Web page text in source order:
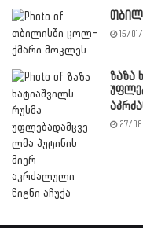
15/
ზაზა
27/